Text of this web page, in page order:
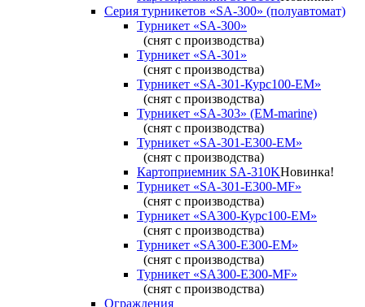
Серия турникетов «SA-300» (полуавтомат)
Турникет «SA-300»
(снят с производства)
Турникет «SA-301»
(снят с производства)
Турникет «SA-301-Курс100-ЕМ»
(снят с производства)
Турникет «SA-303» (EM-marine)
(снят с производства)
Турникет «SA-301-Е300-ЕМ»
(снят с производства)
Картоприемник SA-310KНовинка!
Турникет «SA-301-Е300-MF»
(снят с производства)
Турникет «SA300-Курс100-ЕМ»
(снят с производства)
Турникет «SA300-Е300-EM»
(снят с производства)
Турникет «SA300-Е300-MF»
(снят с производства)
Ограждения